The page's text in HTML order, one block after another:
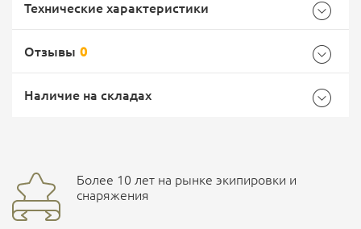
Доставка Почтой России
EMS Почта России
Доставка курьерской службой СДЭК -
Технические характеристики
Размер XXXL
Бренд Dobermans Aggressive
Страна производитель
Отзывы 0
Наличие на складах
улица Маяковского, 10
Более 10 лет на рынке экипировки и
снаряжения